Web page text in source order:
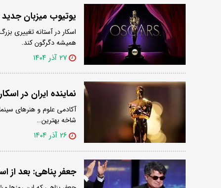
یوتیوب میزبان
اسکار در آستانه تغییری
همیشه دگرگون کند.
۲۷ آذر ۱۴۰۴
نماینده ایران در
شاخه بهترین…
۲۶ آذر ۱۴۰۴
جعفر پناهی: بعد از